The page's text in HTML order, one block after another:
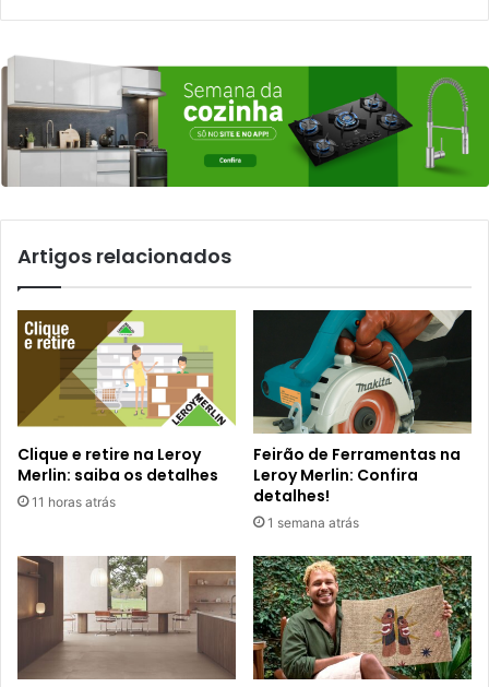
Artigos relacionados
Clique e retire na Leroy
Merlin: saiba os detalhes
11 horas atrás
Feirão de Ferramentas na
Leroy Merlin: Confira
detalhes!
1 semana atrás